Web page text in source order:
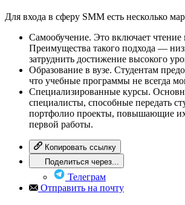
Для входа в сферу SMM есть несколько
Самообучение. Это включает
Преимущества такого подхода —
затруднить достижение высокого
Образование в вузе. Студентам
что учебные программы не всегда
Специализированные курсы.
специалисты, способные передать
портфолио проекты, повышающие их
первой работы.
Копировать ссылку
Поделиться через...
Телеграм
Отправить на почту